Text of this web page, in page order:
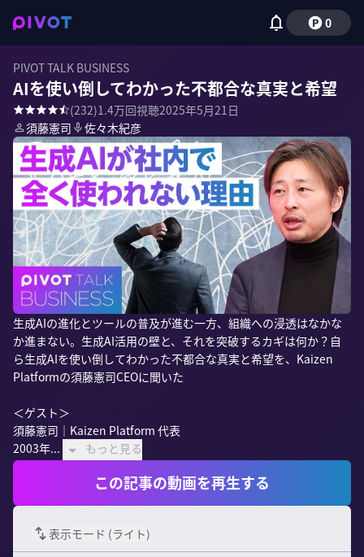
0
PIVOT TALK BUSINESS
AIを使い倒してわかった不都合な真実と希望
(232)1.4万回視聴2025年5月21日
須藤憲司
佐々木紀彦
生成AIの進化とツールの普及が進む一方、組織への浸透はなかな
か進まない。生成AI活用の壁と、それを突破するカギは何か？自
ら生成AIを使い倒してわかった不都合な真実と希望を、Kaizen
Platformの須藤憲司CEOに聞いた
＜ゲスト＞
須藤憲司｜Kaizen Platform 代表
2003年...
もっと見る
この記事の動画を再生する
表示モード (ライト)